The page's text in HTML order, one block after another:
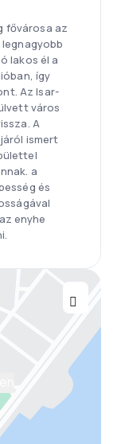
fővárosa az
legnagyobb
lakos él a
így
Az Isar-
város
A
ismert
a
és
enyhe